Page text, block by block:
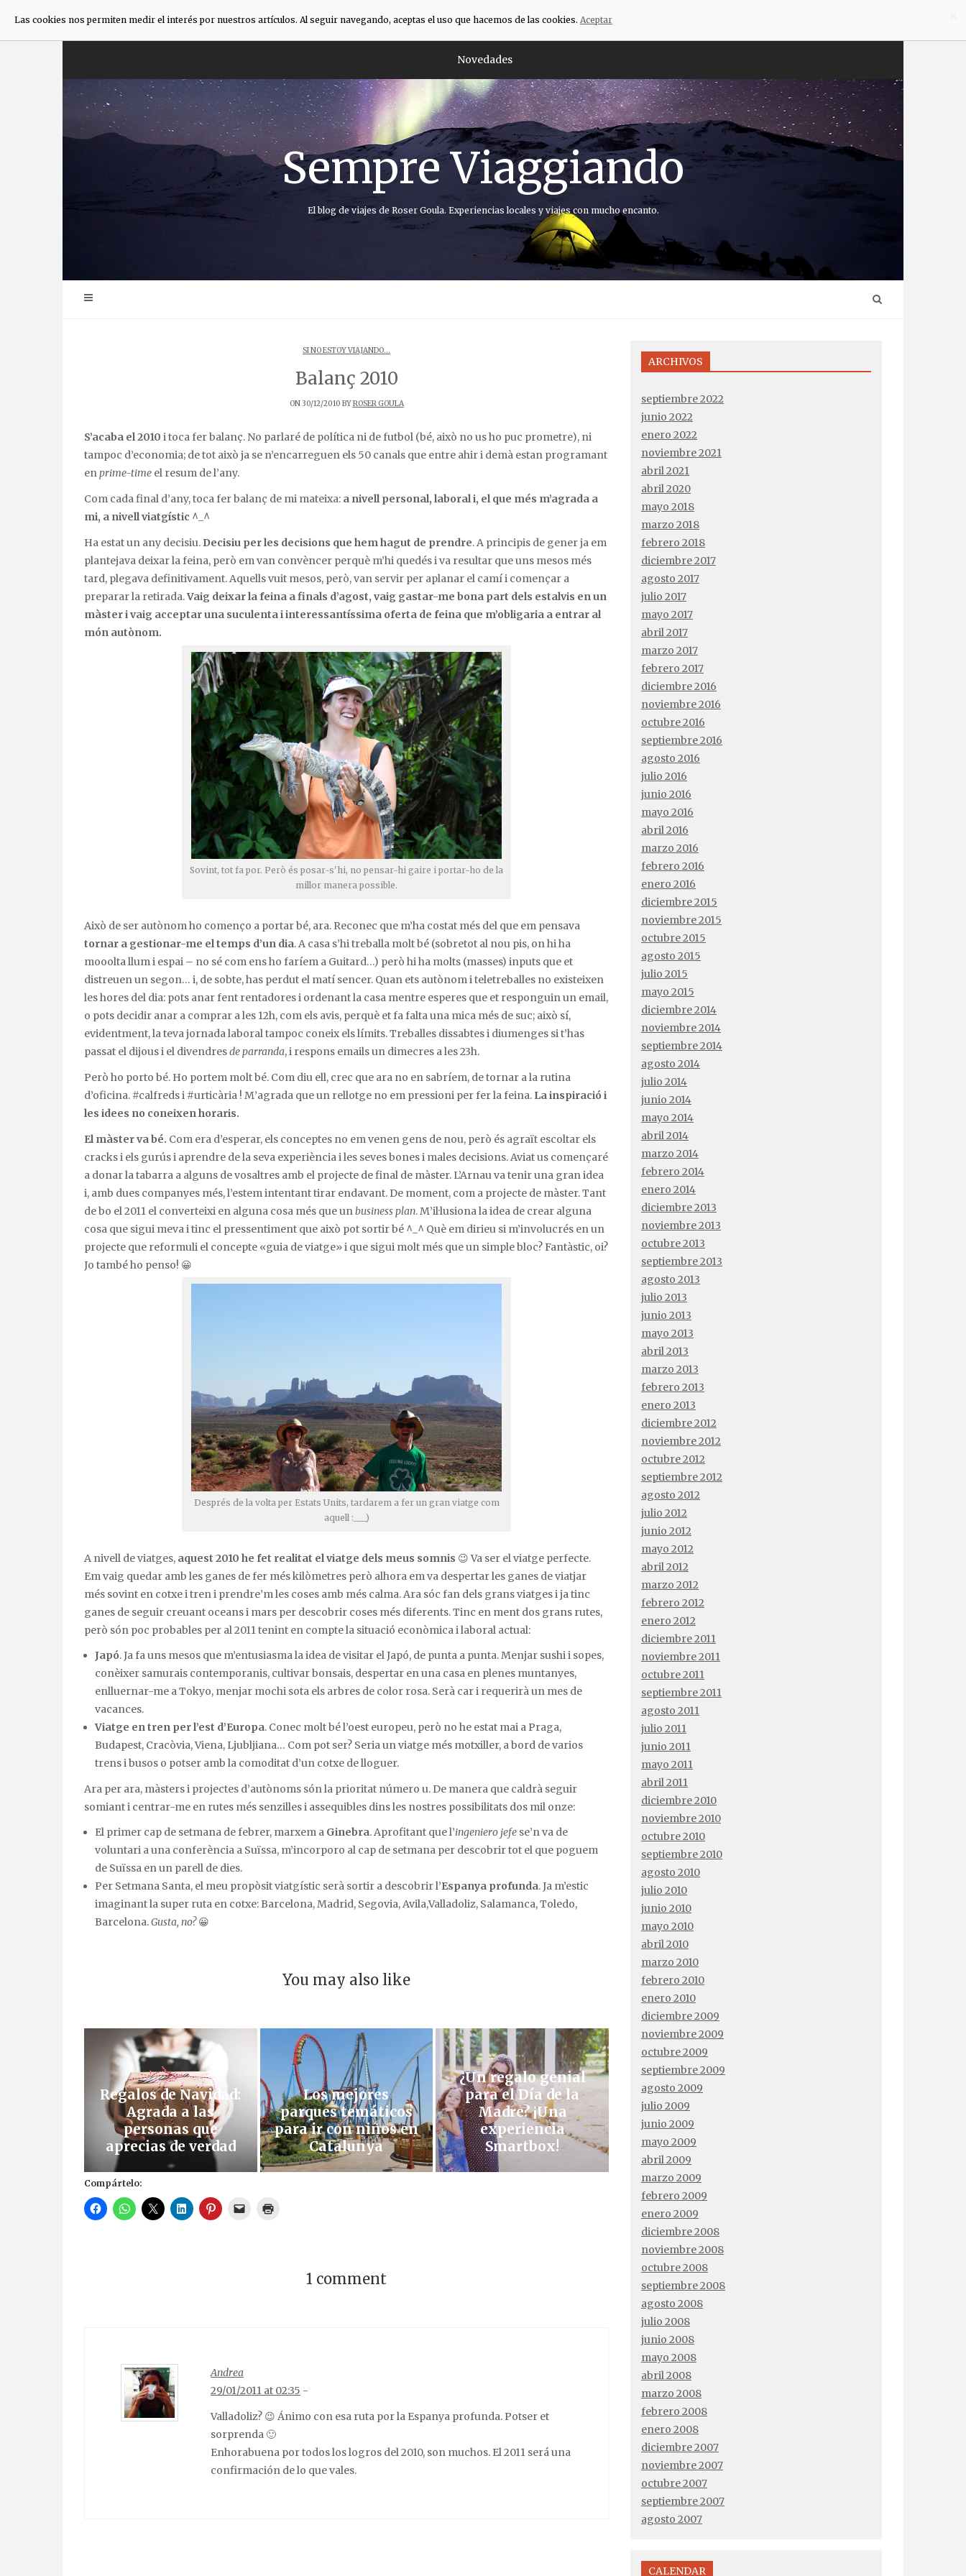
Novedades
Sempre Viaggiando
El blog de viajes de Roser Goula. Experiencias locales y viajes con mucho encanto.
SI NO ESTOY VIAJANDO...
Balanç 2010
ON 30/12/2010 BYROSER GOULA
S’acaba el 2010 i toca fer balanç. No parlaré de política ni de futbol (bé, això no us ho puc prometre), ni
tampoc d’economia; de tot això ja se n’encarreguen els 50 canals que entre ahir i demà estan programant
enprime-time el resum de l’any.
Com cada final d’any, toca fer balanç de mi mateixa: a nivell personal, laboral i, el que més m’agrada a
mi, a nivell viatgístic ^_^
Ha estat un any decisiu. Decisiu per les decisions que hem hagut de prendre. A principis de gener ja em
plantejava deixar la feina, però em van convèncer perquè m’hi quedés i va resultar que uns mesos més
tard, plegava definitivament. Aquells vuit mesos, però, van servir per aplanar el camí i començar a
preparar la retirada.Vaig deixar la feina a finals d’agost, vaig gastar-me bona part dels estalvis en un
màster i vaig acceptar una suculenta i interessantíssima oferta de feina que m’obligaria a entrar al
món autònom.
Sovint, tot fa por. Però és posar-s'hi, no pensar-hi gaire i portar-ho de la
millor manera possible.
Això de ser autònom ho començo a portar bé, ara. Reconec que m’ha costat més del que em pensava
tornar a gestionar-me el temps d’un dia. A casa s’hi treballa molt bé (sobretot al nou pis, on hi ha
mooolta llum i espai – no sé com ens ho faríem a Guitard…) però hi ha molts (masses) inputs que et
distreuen un segon… i, de sobte, has perdut el matí sencer. Quan ets autònom i teletreballes no existeixen
les hores del dia: pots anar fent rentadores i ordenant la casa mentre esperes que et responguin un email,
o pots decidir anar a comprar a les 12h, com els avis, perquè et fa falta una mica més de suc; això sí,
evidentment, la teva jornada laboral tampoc coneix els límits. Treballes dissabtes i diumenges si t’has
passat el dijous i el divendresde parranda, i respons emails un dimecres a les 23h.
Però ho porto bé. Ho portem molt bé. Com diu ell, crec que ara no en sabríem, de tornar a la rutina
d’oficina. #calfreds i #urticària ! M’agrada que un rellotge no em pressioni per fer la feina. La inspiració i
les idees no coneixen horaris.
El màster va bé. Com era d’esperar, els conceptes no em venen gens de nou, però és agraït escoltar els
cracks i els gurús i aprendre de la seva experiència i les seves bones i males decisions. Aviat us començaré
a donar la tabarra a alguns de vosaltres amb el projecte de final de màster. L’Arnau va tenir una gran idea
i, amb dues companyes més, l’estem intentant tirar endavant. De moment, com a projecte de màster. Tant
de bo el 2011 el converteixi en alguna cosa més que unbusiness plan. M’il·lusiona la idea de crear alguna
cosa que sigui meva i tinc el pressentiment que això pot sortir bé ^_^ Què em dirieu si m’involucrés en un
projecte que reformuli el concepte «guia de viatge» i que sigui molt més que un simple bloc? Fantàstic, oi?
Jo també ho penso! 😀
Després de la volta per Estats Units, tardarem a fer un gran viatge com
aquell :___)
A nivell de viatges, aquest 2010 he fet realitat el viatge dels meus somnis 😉 Va ser el viatge perfecte.
Em vaig quedar amb les ganes de fer més kilòmetres però alhora em va despertar les ganes de viatjar
més sovint en cotxe i tren i prendre’m les coses amb més calma. Ara sóc fan dels grans viatges i ja tinc
ganes de seguir creuant oceans i mars per descobrir coses més diferents. Tinc en ment dos grans rutes,
però són poc probables per al 2011 tenint en compte la situació econòmica i laboral actual:
Japó. Ja fa uns mesos que m’entusiasma la idea de visitar el Japó, de punta a punta. Menjar sushi i sopes,
conèixer samurais contemporanis, cultivar bonsais, despertar en una casa en plenes muntanyes,
enlluernar-me a Tokyo, menjar mochi sota els arbres de color rosa. Serà car i requerirà un mes de
vacances.
Viatge en tren per l’est d’Europa. Conec molt bé l’oest europeu, però no he estat mai a Praga,
Budapest, Cracòvia, Viena, Ljubljiana… Com pot ser? Seria un viatge més motxiller, a bord de varios
trens i busos o potser amb la comoditat d’un cotxe de lloguer.
Ara per ara, màsters i projectes d’autònoms són la prioritat número u. De manera que caldrà seguir
somiant i centrar-me en rutes més senzilles i assequibles dins les nostres possibilitats dos mil onze:
El primer cap de setmana de febrer, marxem a Ginebra. Aprofitant que l’ingeniero jefe se’n va de
voluntari a una conferència a Suïssa, m’incorporo al cap de setmana per descobrir tot el que poguem
de Suïssa en un parell de dies.
Per Setmana Santa, el meu propòsit viatgístic serà sortir a descobrir l’Espanya profunda. Ja m’estic
imaginant la super ruta en cotxe: Barcelona, Madrid, Segovia, Avila,Valladoliz, Salamanca, Toledo,
Barcelona.Gusta, no?😀
You may also like
Regalos de Navidad:
Agrada a las
personas que
aprecias de verdad
Los mejores
parques temáticos
para ir con niños en
Catalunya
¿Un regalo genial
para el Día de la
Madre? ¡Una
experiencia
Smartbox!
Compártelo:
1 comment
Andrea
29/01/2011 at 02:35 -
Valladoliz? 😉 Ánimo con esa ruta por la Espanya profunda. Potser et
sorprenda 🙂
Enhorabuena por todos los logros del 2010, son muchos. El 2011 será una
confirmación de lo que vales.
ARCHIVOS
septiembre 2022
junio 2022
enero 2022
noviembre 2021
abril 2021
abril 2020
mayo 2018
marzo 2018
febrero 2018
diciembre 2017
agosto 2017
julio 2017
mayo 2017
abril 2017
marzo 2017
febrero 2017
diciembre 2016
noviembre 2016
octubre 2016
septiembre 2016
agosto 2016
julio 2016
junio 2016
mayo 2016
abril 2016
marzo 2016
febrero 2016
enero 2016
diciembre 2015
noviembre 2015
octubre 2015
agosto 2015
julio 2015
mayo 2015
diciembre 2014
noviembre 2014
septiembre 2014
agosto 2014
julio 2014
junio 2014
mayo 2014
abril 2014
marzo 2014
febrero 2014
enero 2014
diciembre 2013
noviembre 2013
octubre 2013
septiembre 2013
agosto 2013
julio 2013
junio 2013
mayo 2013
abril 2013
marzo 2013
febrero 2013
enero 2013
diciembre 2012
noviembre 2012
octubre 2012
septiembre 2012
agosto 2012
julio 2012
junio 2012
mayo 2012
abril 2012
marzo 2012
febrero 2012
enero 2012
diciembre 2011
noviembre 2011
octubre 2011
septiembre 2011
agosto 2011
julio 2011
junio 2011
mayo 2011
abril 2011
diciembre 2010
noviembre 2010
octubre 2010
septiembre 2010
agosto 2010
julio 2010
junio 2010
mayo 2010
abril 2010
marzo 2010
febrero 2010
enero 2010
diciembre 2009
noviembre 2009
octubre 2009
septiembre 2009
agosto 2009
julio 2009
junio 2009
mayo 2009
abril 2009
marzo 2009
febrero 2009
enero 2009
diciembre 2008
noviembre 2008
octubre 2008
septiembre 2008
agosto 2008
julio 2008
junio 2008
mayo 2008
abril 2008
marzo 2008
febrero 2008
enero 2008
diciembre 2007
noviembre 2007
octubre 2007
septiembre 2007
agosto 2007
CALENDAR
Las cookies nos permiten medir el interés por nuestros artículos. Al seguir navegando, aceptas el uso que hacemos de las cookies. Aceptar